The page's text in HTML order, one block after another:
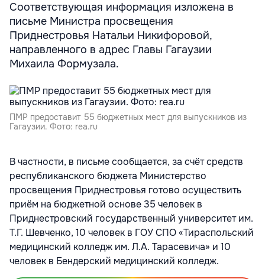
Соответствующая информация изложена в
письме Министра просвещения
Приднестровья Натальи Никифоровой,
направленного в адрес Главы Гагаузии
Михаила Формузала.
ПМР предоставит 55 бюджетных мест для выпускников из
Гагаузии. Фото: rea.ru
В частности, в письме сообщается, за счёт средств
республиканского бюджета Министерство
просвещения Приднестровья готово осуществить
приём на бюджетной основе 35 человек в
Приднестровский государственный университет им.
Т.Г. Шевченко, 10 человек в ГОУ СПО «Тираспольский
медицинский колледж им. Л.А. Тарасевича» и 10
человек в Бендерский медицинский колледж.